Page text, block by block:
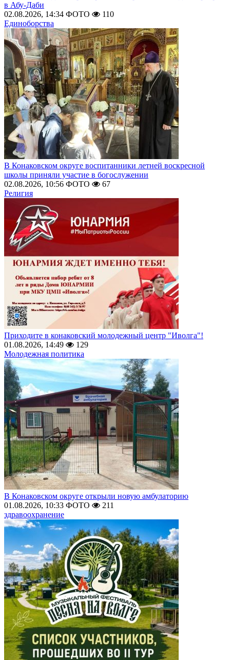
в Абу-Даби
02.08.2026, 14:34 ФОТО
110
Единоборства
В Конаковском округе воспитанники летней воскресной
школы приняли участие в богослужении
02.08.2026, 10:56 ФОТО
67
Религия
Приходите в конаковский молодежный центр "Иволга"!
01.08.2026, 14:49
129
Молодежная политика
В Конаковском округе открыли новую амбулаторию
01.08.2026, 10:33 ФОТО
211
здравоохранение